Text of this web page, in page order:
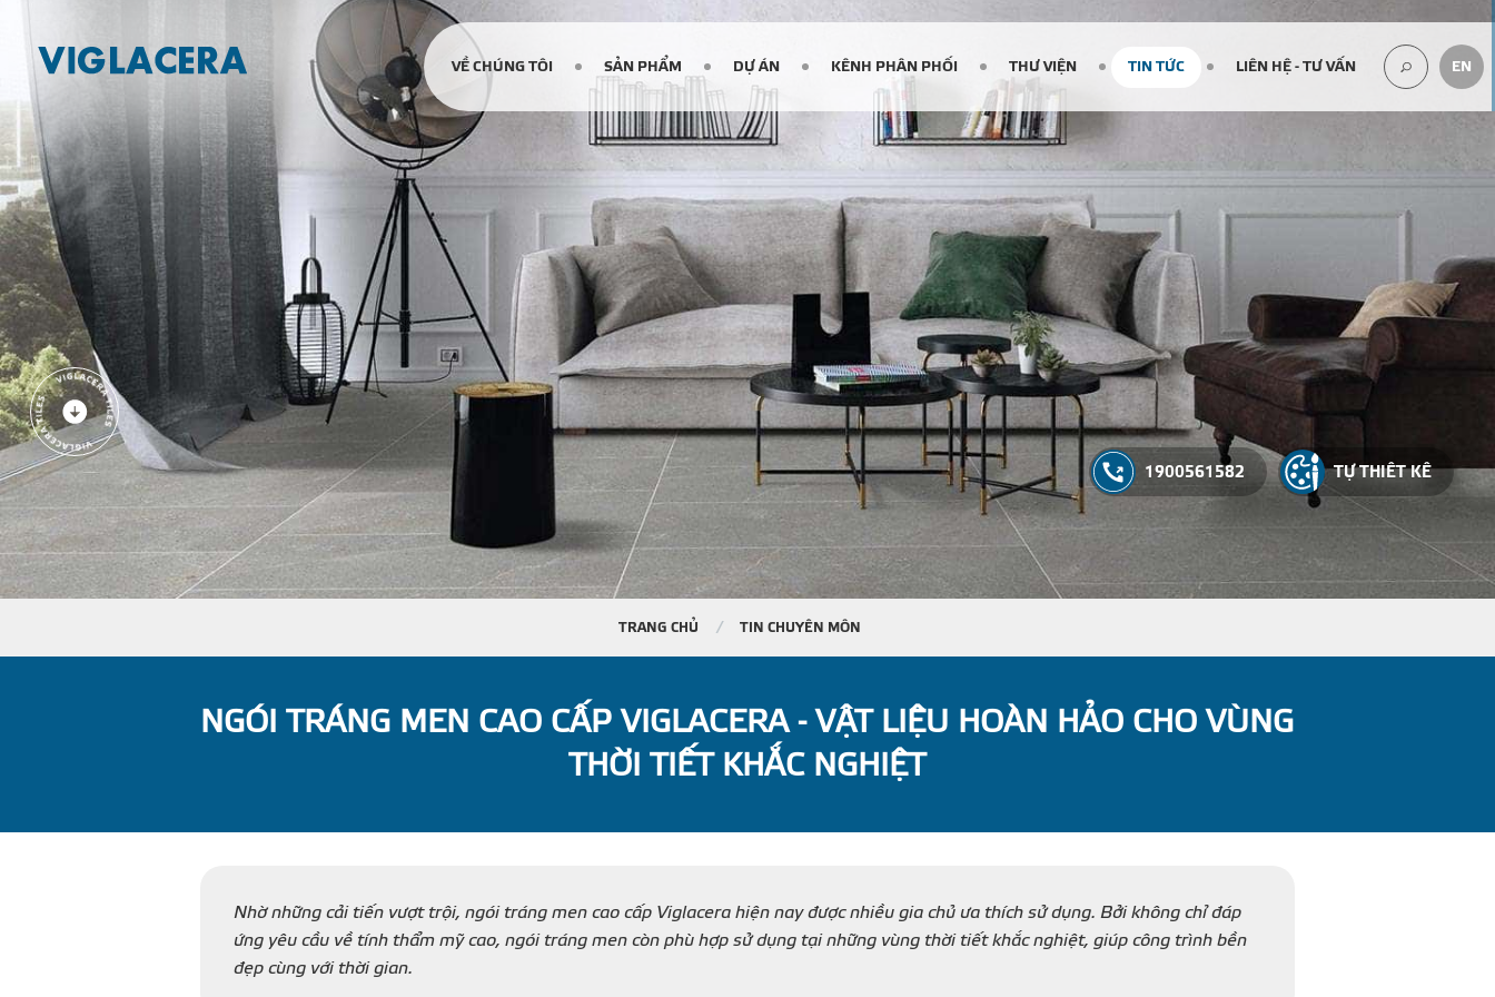
VỀ CHÚNG TÔI SẢN PHẨM DỰ ÁN KÊNH PHÂN PHỐI THƯ VIỆN TIN TỨC LIÊN HỆ - TƯ VẤN EN
1900561582 TỰ THIẾT KẾ
TRANG CHỦ TIN CHUYÊN MÔN
NGÓI TRÁNG MEN CAO CẤP VIGLACERA - VẬT LIỆU HOÀN HẢO CHO VÙNG
THỜI TIẾT KHẮC NGHIỆT
Nhờ những cải tiến vượt trội, ngói tráng men cao cấp Viglacera hiện nay được nhiều gia chủ ưa thích sử dụng. Bởi không chỉ đáp
ứng yêu cầu về tính thẩm mỹ cao, ngói tráng men còn phù hợp sử dụng tại những vùng thời tiết khắc nghiệt, giúp công trình bền
đẹp cùng với thời gian.